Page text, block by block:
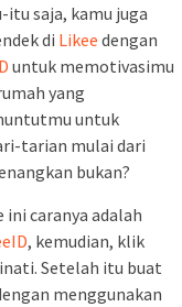
itu saja, kamu juga
di Likee dengan
untuk memotivasimu
yang
untuk
tarian mulai dari
bukan?
caranya adalah
, kemudian, klik
Setelah itu buat
menggunakan